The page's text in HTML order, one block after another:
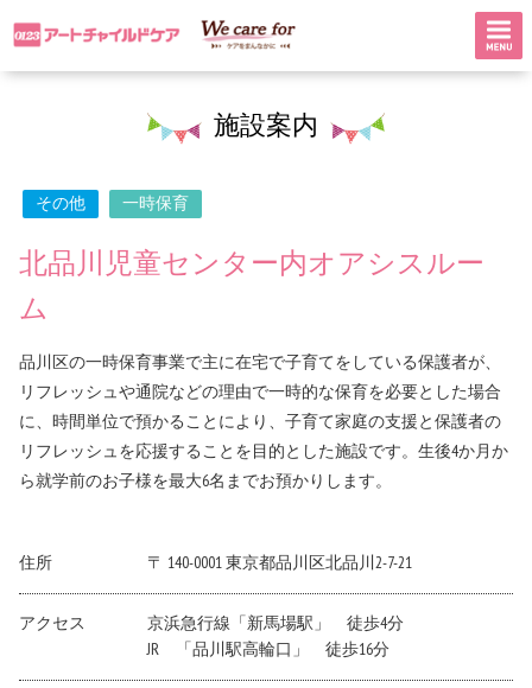
施設案内
その他 一時保育
北品川児童センター内オアシスルー
ム
品川区の一時保育事業で主に在宅で子育てをしている保護者が、
リフレッシュや通院などの理由で一時的な保育を必要とした場合
に、時間単位で預かることにより、子育て家庭の支援と保護者の
リフレッシュを応援することを目的とした施設です。生後4か月か
ら就学前のお子様を最大6名までお預かりします。
住所 〒 140-0001 東京都品川区北品川2-7-21
アクセス
京浜急行線「新馬場駅」 徒歩4分
JR 「品川駅高輪口」 徒歩16分